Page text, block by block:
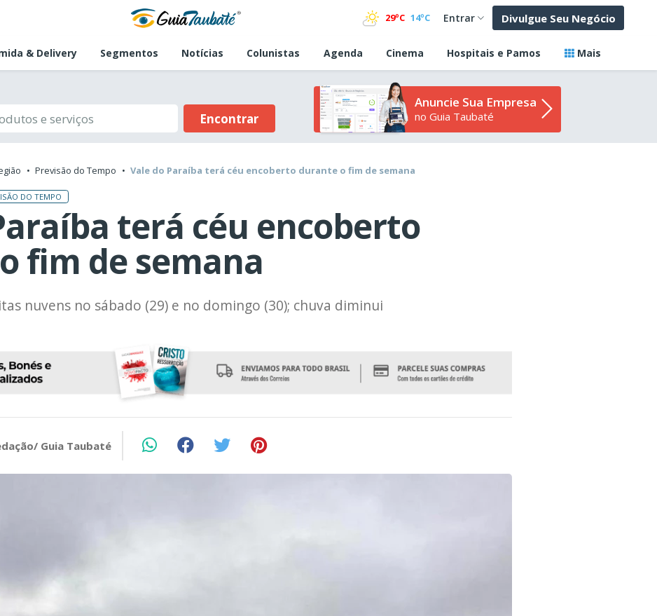
29ºC 14ºC Entrar Divulgue Seu Negócio
& Delivery Segmentos Notícias Colunistas Agenda Cinema Hospitais e Pamos Mais
Encontrar
Anuncie Sua Empresa
no Guia Taubaté
Previsão do Tempo Vale do Paraíba terá céu encoberto durante o fim de semana
DO TEMPO
terá céu encoberto
fim de semana
nuvens no sábado (29) e no domingo (30); chuva diminui
Guia Taubaté